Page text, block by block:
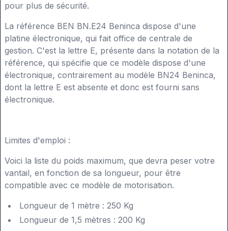
pour plus de sécurité.
La référence BEN BN.E24 Beninca dispose d'une
platine électronique, qui fait office de centrale de
gestion. C'est la lettre E, présente dans la notation de la
référence, qui spécifie que ce modèle dispose d'une
électronique, contrairement au modèle BN24 Beninca,
dont la lettre E est absente et donc est fourni sans
électronique.
Limites d'emploi :
Voici la liste du poids maximum, que devra peser votre
vantail, en fonction de sa longueur, pour être
compatible avec ce modèle de motorisation.
Longueur de 1 mètre : 250 Kg
Longueur de 1,5 mètres : 200 Kg